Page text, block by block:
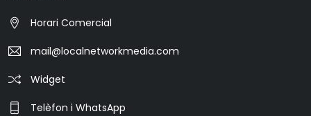
Horari Comercial
mail@localnetworkmedia.com
Widget
Telèfon i WhatsApp